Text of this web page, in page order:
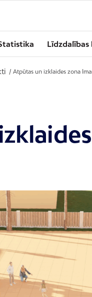
Līdzdalības
/ Atpūtas un izklaides zona